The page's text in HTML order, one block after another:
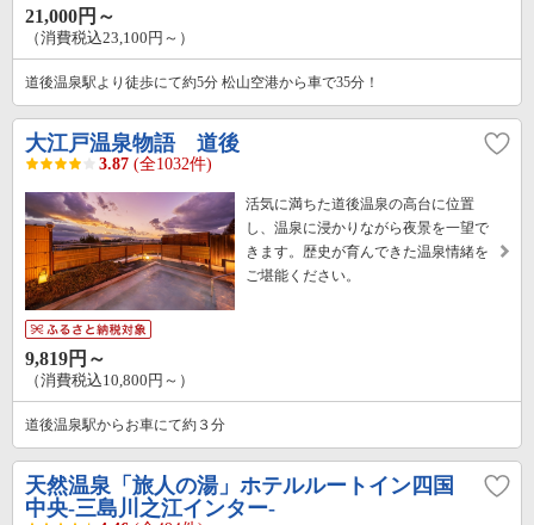
21,000円～
（消費税込23,100円～）
道後温泉駅より徒歩にて約5分 松山空港から車で35分！
大江戸温泉物語 道後
3.87 (全1032件)
活気に満ちた道後温泉の高台に位置
し、温泉に浸かりながら夜景を一望で
きます。歴史が育んできた温泉情緒を
ご堪能ください。
9,819円～
（消費税込10,800円～）
道後温泉駅からお車にて約３分
天然温泉「旅人の湯」ホテルルートイン四国
中央‐三島川之江インター‐